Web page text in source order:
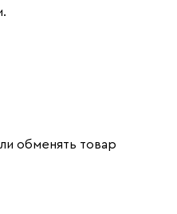
обменять товар